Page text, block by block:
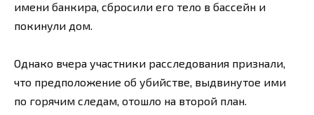
имени банкира, сбросили его тело в бассейн и
покинули дом.
Однако вчера участники расследования признали,
что предположение об убийстве, выдвинутое ими
по горячим следам, отошло на второй план.